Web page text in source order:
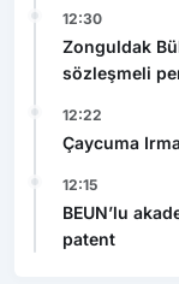
12:30
Zonguldak
sözleşmeli
12:22
Çaycuma
12:15
BEUN’lu
patent